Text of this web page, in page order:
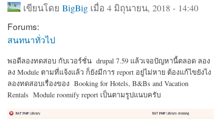
เขียนโดย BigBigเมื่อ 4 มิถุนายน, 2018 - 14:40
Forums:
สนทนาทั่วไป
พอดีลองทดสอบ กับเวอร์ชั่น drupal 7.59 แล้วเจอปัญหานี้ตลอด ลอง
ลง Module ตามที่แจ้งแล้ว ก็ยังมีการ report อยู่ไม่หาย ต้องแก้ไขยังไง
ลองทดสอบเรื่องของ Booking for Hotels, B&Bs and Vacation
Rentals Module roomify report เป็นตามรูปแนบครับ